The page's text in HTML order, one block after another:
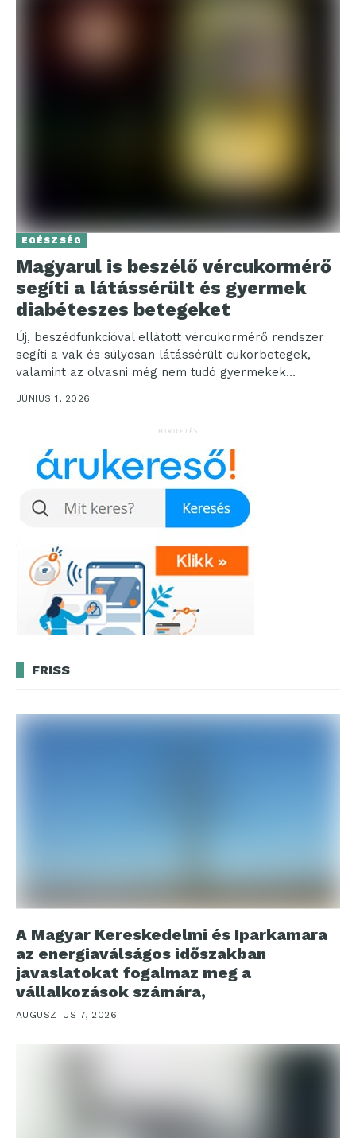
EGÉSZSÉG
Magyarul is beszélő vércukormérő
segíti a látássérült és gyermek
diabéteszes betegeket
Új, beszédfunkcióval ellátott vércukormérő rendszer
segíti a vak és súlyosan látássérült cukorbetegek,
valamint az olvasni még nem tudó gyermekek
mindennapi önellenőrzését. A száz...
JÚNIUS 1, 2026
HIRDETÉS
FRISS
A Magyar Kereskedelmi és Iparkamara
az energiaválságos időszakban
javaslatokat fogalmaz meg a
vállalkozások számára,
AUGUSZTUS 7, 2026